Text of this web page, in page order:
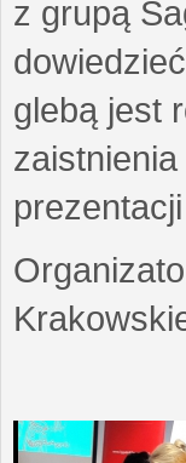
z grupą
glebą jest